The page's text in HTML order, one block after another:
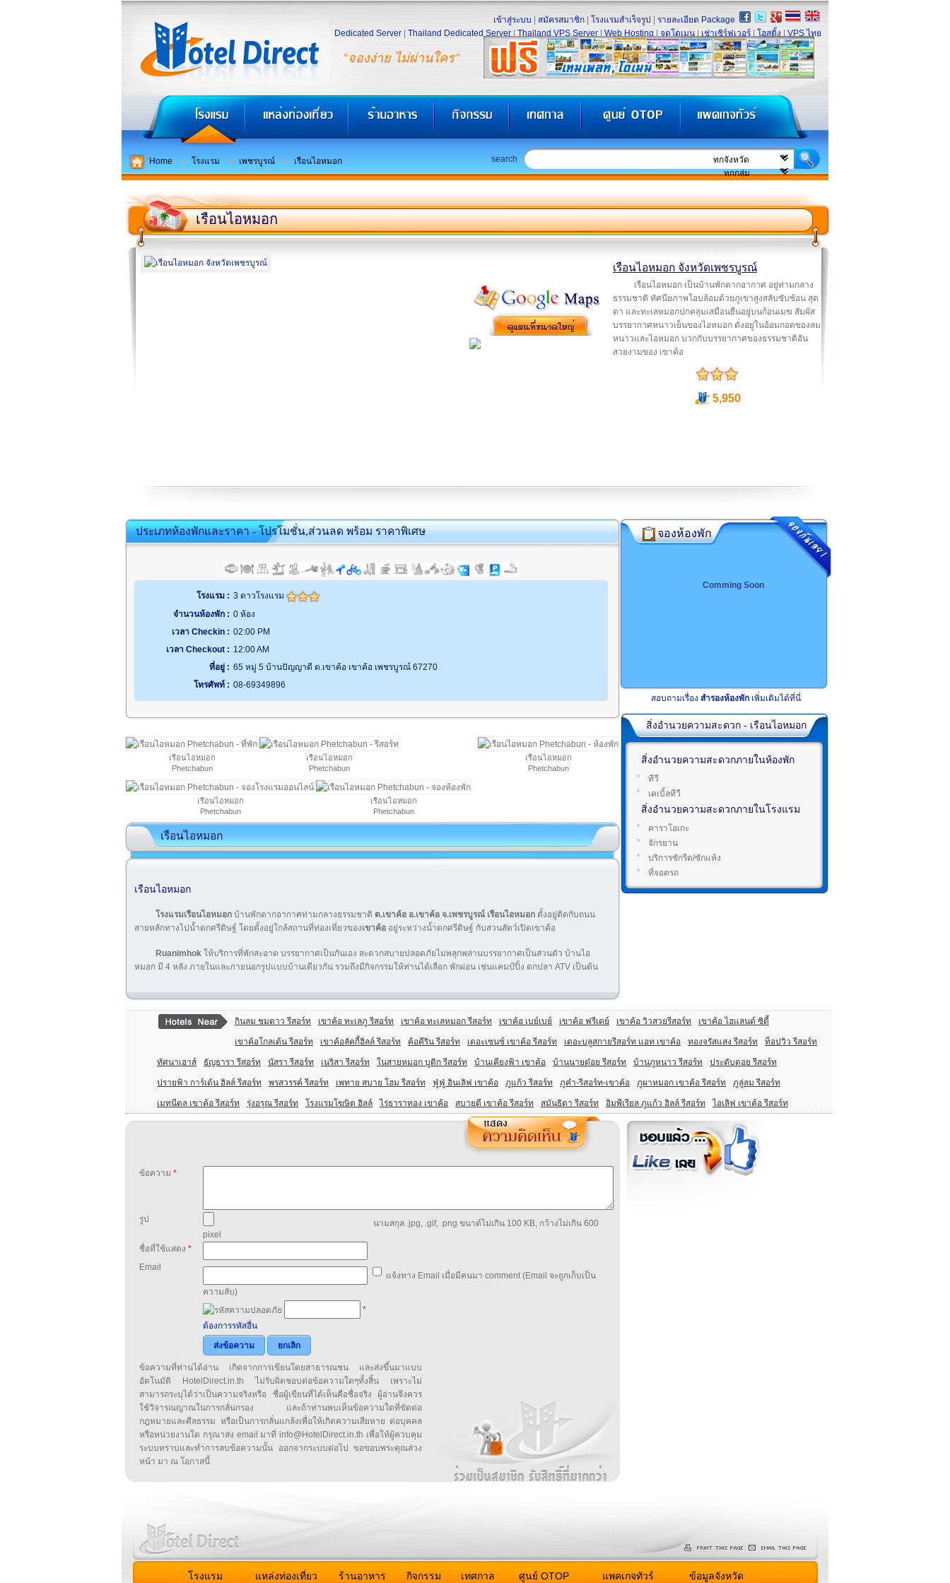
"จองง่าย ไม่ผ่านใคร"
เข้าสู่ระบบ สมัครสมาชิก โรงแรมสำเร็จรูป
รายละเอียด Package
Dedicated Server
Thailand Dedicated Server Thailand VPS Server Web Hosting จดโดเมน เช่าเซิร์ฟเวอร์ โฮสติ้ง VPS ไทย
Home โรงแรม เพชรบูรณ์ เรือนไอหมอก search
เรือนไอหมอก
เรือนไอหมอก จังหวัดเพชรบูรณ์
เรือนไอหมอก เป็นบ้านพักตากอากาศ อยู่ท่ามกลาง
ธรรมชาติ ทัศนียภาพโอบล้อมด้วยภูเขาสูงสลับซับซ้อน สุด
ตา และทะเลหมอกปกคลุมเสมือนยืนอยู่บนก้อนเมฆ สัมผัส
บรรยากาศหนาวเย็นของไอหมอก ดั่งอยู่ในอ้อมกอดของลม
หนาวและไอหมอก บวกกับบรรยากาศของธรรมชาติอัน
สวยงามของ เขาค้อ
5,950
ประเภทห้องพักและราคา - โปรโมชั่น,ส่วนลด พร้อม ราคาพิเศษ
โรงแรม : 3 ดาวโรงแรม
จำนวนห้องพัก : 0 ห้อง
เวลา Checkin : 02:00 PM
เวลา Checkout : 12:00 AM
ที่อยู่ : 65 หมู่ 5 บ้านปัญญาดี ต.เขาค้อ เขาค้อ เพชรบูรณ์ 67270
โทรศัพท์ : 08-69349896
เรือนไอหมอก
Phetchabun
เรือนไอหมอก
Phetchabun
เรือนไอหมอก
Phetchabun
เรือนไอหมอก
Phetchabun
เรือนไอหมอก
Phetchabun
เรือนไอหมอก
เรือนไอหมอก
โรงแรมเรือนไอหมอก บ้านพักตากอากาศท่ามกลางธรรมชาติ ต.เขาค้อ อ.เขาค้อ จ.เพชรบูรณ์ เรือนไอหมอก ตั้งอยู่ติดกับถนน
สายหลักทางไปน้ำตกศรีดิษฐ์ โดยตั้งอยู่ใกล้สถานที่ท่องเที่ยวของเขาค้อ อยู่ระหว่างน้ำตกศรีดิษฐ์ กับสวนสัตว์เปิดเขาค้อ
Ruanimhok ให้บริการที่พักสะอาด บรรยากาศเป็นกันเอง สะดวกสบายปลอดภัยไม่พลุกพล่านบรรยากาศเป็นส่วนตัว บ้านไอ
หมอก มี 4 หลัง ภายในและภายนอกรูปแบบบ้านเดียวกัน รวมถึงมีกิจกรรมให้ท่านได้เลือก พักผ่อน เช่นแคมป์ปิ้ง ตกปลา ATV เป็นต้น
จองห้องพัก
Comming Soon
สอบถามเรื่อง สำรองห้องพัก เพิ่มเติมได้ที่นี่
สิ่งอำนวยความสะดวก - เรือนไอหมอก
สิ่งอำนวยความสะดวกภายในห้องพัก
ทีวี
เคเบิ้ลทีวี
สิ่งอำนวยความสะดวกภายในโรงแรม
คาราโอเกะ
จักรยาน
บริการซักรีด/ซักแห้ง
ที่จอดรถ
กินลม ชมดาว รีสอร์ท เขาค้อ ทะเลภู รีสอร์ท เขาค้อ ทะเลหมอก รีสอร์ท เขาค้อ เบย์เบย์ เขาค้อ ฟรีเดย์ เขาค้อ วิวสวยรีสอร์ท เขาค้อ ไฮแลนด์ ซิตี้
เขาค้อโกลเด้น รีสอร์ท เขาค้อลัคกี้ฮิลล์ รีสอร์ท ค้อคีริน รีสอร์ท เดอะเซนซ์ เขาค้อ รีสอร์ท เดอะบลูสกายรีสอร์ท แอท เขาค้อ ทองจรัสแสง รีสอร์ท ท็อปวิว รีสอร์ท
ทัศนาเฮาส์ ธัญธารา รีสอร์ท นัสรา รีสอร์ท เนริสา รีสอร์ท ในสายหมอก บูติก รีสอร์ท บ้านเคียงฟ้า เขาค้อ บ้านนายต๋อย รีสอร์ท บ้านภูหนาว รีสอร์ท ประดับดอย รีสอร์ท
ปรายฟ้า การ์เด้น ฮิลล์ รีสอร์ท พรสวรรค์ รีสอร์ท เพทาย สบาย โฮม รีสอร์ท ฟู่ฟู่ อินเลิฟ เขาค้อ ภูแก้ว รีสอร์ท ภูคำ-รีสอร์ท-เขาค้อ ภูผาหมอก เขาค้อ รีสอร์ท ภูลู่ลม รีสอร์ท
เมทนีดล เขาค้อ รีสอร์ท รุ่งอรุณ รีสอร์ท โรงแรมโฆษิต ฮิลล์ ไร่ธาราทอง เขาค้อ สบายดี เขาค้อ รีสอร์ท สมันธิตา รีสอร์ท อิมพีเรียล ภูแก้ว ฮิลล์ รีสอร์ท ไอเลิฟ เขาค้อ รีสอร์ท
ข้อความ *
รูป
นามสกุล .jpg, .gif, .png ขนาด์ไม่เกิน 100 KB, กว้างไม่เกิน 600
pixel
ชื่อที่ใช้แสดง *
Email
แจ้งทาง Email เมื่อมีคนมา comment (Email จะถูกเก็บเป็น
ความลับ)
*
ต้องการรหัสอื่น
ส่งข้อความ
ยกเลิก
ข้อความที่ท่านได้อ่าน เกิดจากการเขียนโดยสาธารณชน และส่งขึ้นมาแบบ
อัตโนมัติ HotelDirect.in.th ไม่รับผิดชอบต่อข้อความใดๆทั้งสิ้น เพราะไม่
สามารถระบุได้ว่าเป็นความจริงหรือ ชื่อผู้เขียนที่ได้เห็นคือชื่อจริง ผู้อ่านจึงควร
ใช้วิจารณญาณในการกลั่นกรอง และถ้าท่านพบเห็นข้อความใดที่ขัดต่อ
กฎหมายและศีลธรรม หรือเป็นการกลั่นแกล้งเพื่อให้เกิดความเสียหาย ต่อบุคคล
หรือหน่วยงานใด กรุณาส่ง email มาที่ info@HotelDirect.in.th เพื่อให้ผู้ควบคุม
ระบบทราบและทำการลบข้อความนั้น ออกจากระบบต่อไป ขอขอบพระคุณล่วง
หน้า มา ณ โอกาสนี้
โรงแรม แหล่งท่องเที่ยว ร้านอาหาร กิจกรรม เทศกาล ศูนย์ OTOP แพคเกจทัวร์ ข้อมูลจังหวัด